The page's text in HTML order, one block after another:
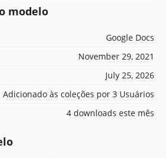
modelo
Google Docs
November 29, 2021
July 25, 2026
Adicionado às coleções por 3 Usuários
4 downloads este mês